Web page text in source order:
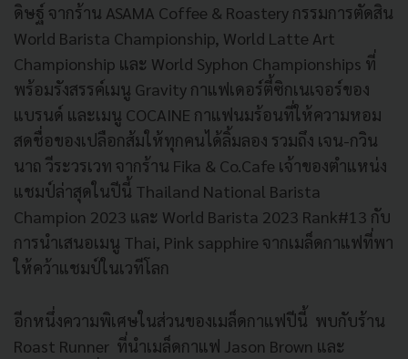
ดิษฐ์ จากร้าน ASAMA Coffee & Roastery กรรมการตัดสิน
World Barista Championship, World Latte Art
Championship และ World Syphon Championships ที่
พร้อมรังสรรค์เมนู Gravity กาแฟเดอร์ตี้ซิกเนเจอร์ของ
แบรนด์ และเมนู COCAINE กาแฟนมร้อนที่ให้ความหอม
สดชื่อของเปลือกส้มให้ทุกคนได้ลิ้มลอง รวมถึง เจน-กวิน
นาถ วีระวรเวท จากร้าน Fika & Co.Cafe เจ้าของตำแหน่ง
แชมป์ล่าสุดในปีนี้ Thailand National Barista
Champion 2023 และ World Barista 2023 Rank#13 กับ
การนำเสนอเมนู Thai, Pink sapphire จากเมล็ดกาแฟที่พา
ให้คว้าแชมป์ในเวทีโลก
อีกหนึ่งความพิเศษในส่วนของเมล็ดกาแฟปีนี้ พบกับร้าน
Roast Runner ที่นำเมล็ดกาแฟ Jason Brown และ